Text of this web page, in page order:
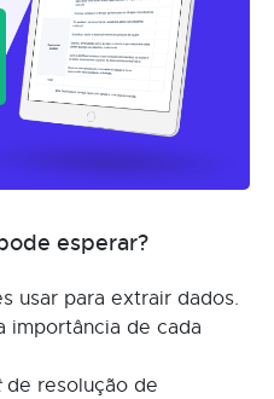
esperar?
usar para extrair dados.
importância de cada
de resolução de